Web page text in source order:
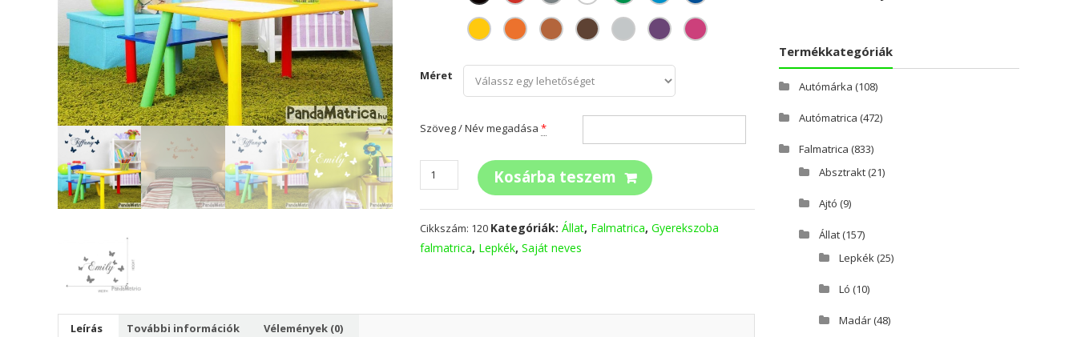
Méret
Szöveg / Név megadása *
Pillangók
saját
mennyiség
Kosárba teszem
Cikkszám: 120 Kategóriák:Állat, Falmatrica,Gyerekszoba
falmatrica, Lepkék,Saját neves
Leírás További információk Vélemények (0)
Termékkategóriák
Autómárka (108)
Autómatrica (472)
Falmatrica (833)
Absztrakt(21)
Ajtó (9)
Állat(157)
Lepkék(25)
Ló (10)
Madár(48)